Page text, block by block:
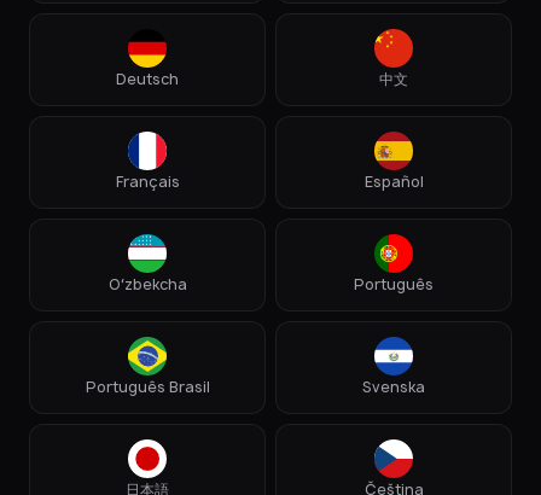
Deutsch 中文
Français Español
Oʻzbekcha Português
Português Brasil Svenska
日本語 Čeština